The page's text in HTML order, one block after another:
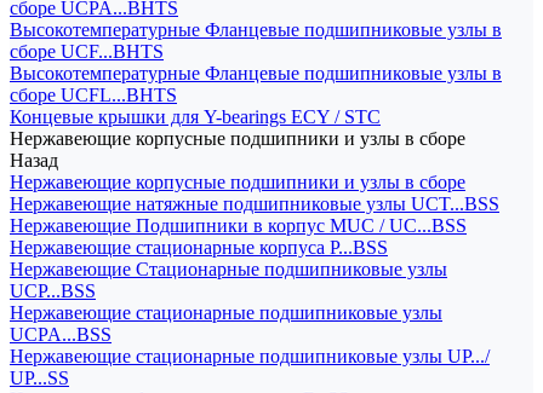
сборе UCPA...BHTS
Высокотемпературные Фланцевые подшипниковые узлы в
сборе UCF...BHTS
Высокотемпературные Фланцевые подшипниковые узлы в
сборе UCFL...BHTS
Концевые крышки для Y-bearings ECY / STC
Нержавеющие корпусные подшипники и узлы в сборе
Назад
Нержавеющие корпусные подшипники и узлы в сборе
Нержавеющие натяжные подшипниковые узлы UCT...BSS
Нержавеющие Подшипники в корпус MUC / UC...BSS
Нержавеющие стационарные корпуса P...BSS
Нержавеющие Стационарные подшипниковые узлы
UCP...BSS
Нержавеющие стационарные подшипниковые узлы
UCPA...BSS
Нержавеющие стационарные подшипниковые узлы UP.../
UP...SS